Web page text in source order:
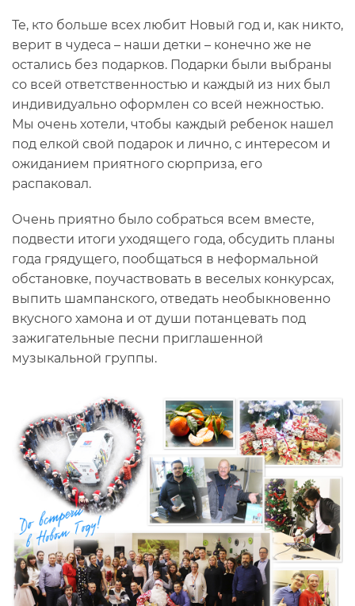
Те, кто больше всех любит Новый год и, как никто,
верит в чудеса – наши детки – конечно же не
остались без подарков. Подарки были выбраны
со всей ответственностью и каждый из них был
индивидуально оформлен со всей нежностью.
Мы очень хотели, чтобы каждый ребенок нашел
под елкой свой подарок и лично, с интересом и
ожиданием приятного сюрприза, его
распаковал.
Очень приятно было собраться всем вместе,
подвести итоги уходящего года, обсудить планы
года грядущего, пообщаться в неформальной
обстановке, поучаствовать в веселых конкурсах,
выпить шампанского, отведать необыкновенно
вкусного хамона и от души потанцевать под
зажигательные песни приглашенной
музыкальной группы.